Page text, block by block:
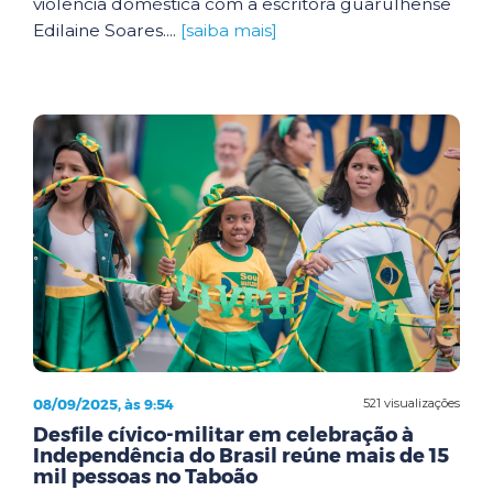
Edilaine Soares.... [saiba mais]
521 visualizações
08/09/2025, às 9:54
Desfile cívico-militar em celebração à
Independência do Brasil reúne mais de 15
mil pessoas no Taboão